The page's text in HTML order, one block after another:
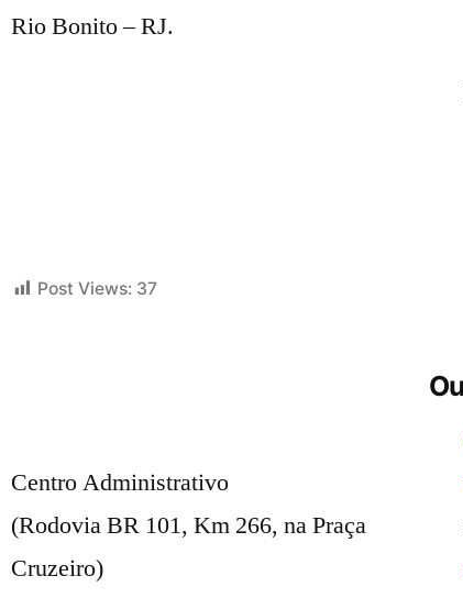
Rio Bonito – RJ.
Post Views: 37
Centro Administrativo
(Rodovia BR 101, Km 266, na Praça
Cruzeiro)